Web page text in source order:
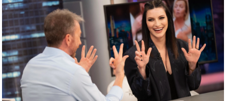
Así ha sido la entrevista completa a Laura
Pausini en El Hormiguero
Roberto Fernández Ferreira